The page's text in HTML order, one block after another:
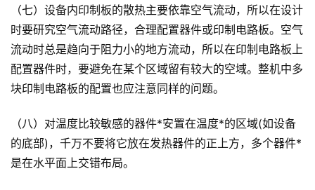
（七）设备内印制板的散热主要依靠空气流动，所以在设计
时要研究空气流动路径，合理配置器件或印制电路板。空气
流动时总是趋向于阻力小的地方流动，所以在印制电路板上
配置器件时，要避免在某个区域留有较大的空域。整机中多
块印制电路板的配置也应注意同样的问题。
（八）对温度比较敏感的器件*安置在温度*的区域(如设备
的底部)，千万不要将它放在发热器件的正上方，多个器件*
是在水平面上交错布局。